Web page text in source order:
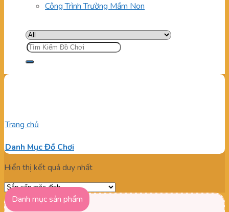
Công Trình Trường Mầm Non
Tìm
kiếm:
Trang chủ
Danh Mục Đồ Chơi
Hiển thị kết quả duy nhất
Danh mục sản phẩm